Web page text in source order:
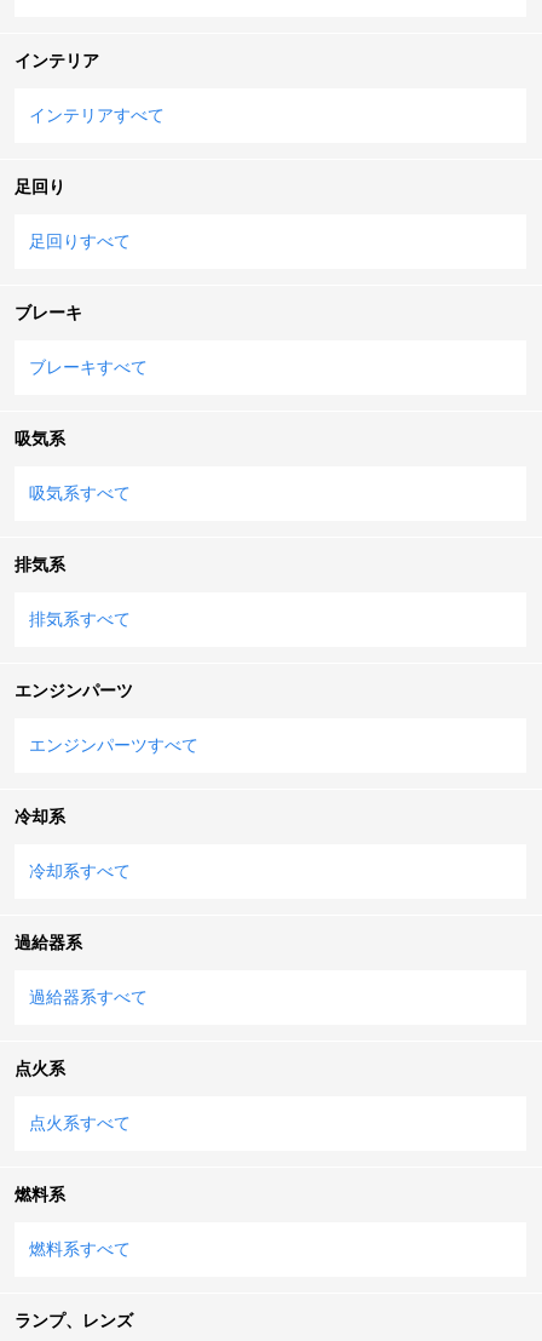
インテリア
インテリアすべて
足回り
足回りすべて
ブレーキ
ブレーキすべて
吸気系
吸気系すべて
排気系
排気系すべて
エンジンパーツ
エンジンパーツすべて
冷却系
冷却系すべて
過給器系
過給器系すべて
点火系
点火系すべて
燃料系
燃料系すべて
ランプ、レンズ